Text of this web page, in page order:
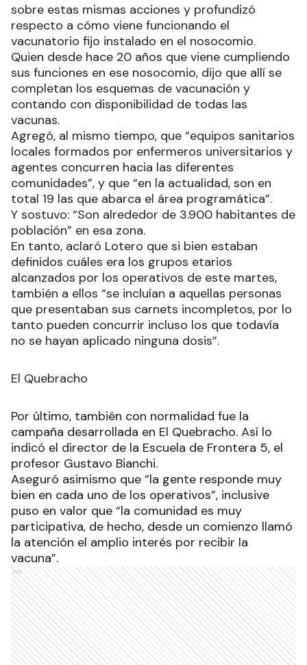
sobre estas mismas acciones y profundizó
respecto a cómo viene funcionando el
vacunatorio fijo instalado en el nosocomio.
Quien desde hace 20 años que viene cumpliendo
sus funciones en ese nosocomio, dijo que allí se
completan los esquemas de vacunación y
contando con disponibilidad de todas las
vacunas.
Agregó, al mismo tiempo, que “equipos sanitarios
locales formados por enfermeros universitarios y
agentes concurren hacia las diferentes
comunidades”, y que “en la actualidad, son en
total 19 las que abarca el área programática”.
Y sostuvo: “Son alrededor de 3.900 habitantes de
población” en esa zona.
En tanto, aclaró Lotero que si bien estaban
definidos cuáles era los grupos etarios
alcanzados por los operativos de este martes,
también a ellos “se incluían a aquellas personas
que presentaban sus carnets incompletos, por lo
tanto pueden concurrir incluso los que todavía
no se hayan aplicado ninguna dosis”.
El Quebracho
Por último, también con normalidad fue la
campaña desarrollada en El Quebracho. Así lo
indicó el director de la Escuela de Frontera 5, el
profesor Gustavo Bianchi.
Aseguró asimismo que “la gente responde muy
bien en cada uno de los operativos”, inclusive
puso en valor que “la comunidad es muy
participativa, de hecho, desde un comienzo llamó
la atención el amplio interés por recibir la
vacuna”.
Ads